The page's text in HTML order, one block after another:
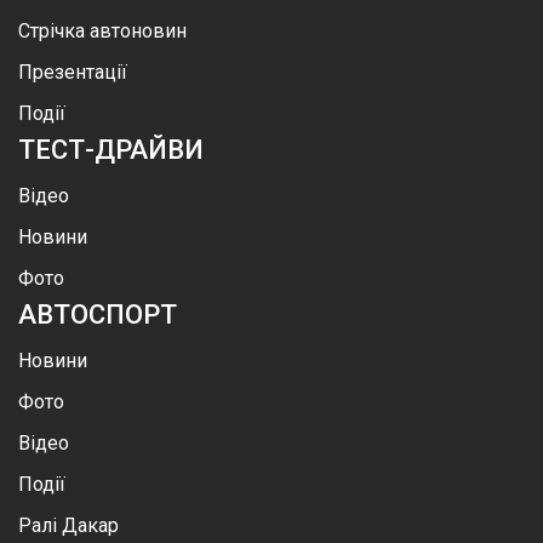
Стрічка автоновин
Презентації
Події
ТЕСТ-ДРАЙВИ
Відео
Новини
Фото
АВТОСПОРТ
Новини
Фото
Відео
Події
Ралі Дакар